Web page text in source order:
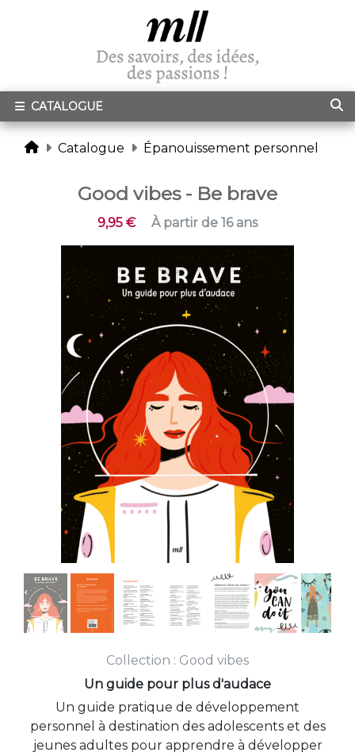
CATALOGUE
Catalogue Épanouissement personnel
Good vibes - Be brave
9,95 € À partir de 16 ans
Collection : Good vibes
Un guide pour plus d'audace
Un guide pratique de développement
personnel à destination des adolescents et des
jeunes adultes pour apprendre à développer